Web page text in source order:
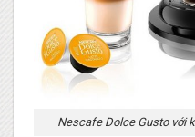
Nescafe Dolce Gusto với